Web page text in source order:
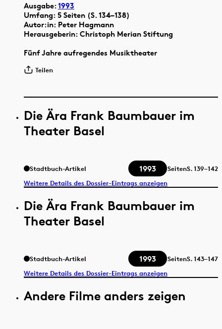
Ausgabe:1993
Umfang: 5 Seiten (S. 134–138)
Autor:in: Peter Hagmann
Herausgeberin: Christoph Merian Stiftung
Fünf Jahre aufregendes Musiktheater
Teilen
Die Ära Frank Baumbauer im
Theater Basel
Stadtbuch-Artikel 1993 SeitenS.139–142
Weitere Details des Dossier-Eintrags anzeigen
Die Ära Frank Baumbauer im
Theater Basel
Stadtbuch-Artikel 1993 SeitenS.143–147
Weitere Details des Dossier-Eintrags anzeigen
Andere Filme anders zeigen